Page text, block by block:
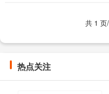
共 1
热点关注